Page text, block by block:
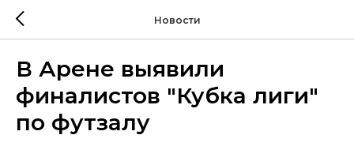
Новости
В Арене выявили
финалистов "Кубка лиги"
по футзалу